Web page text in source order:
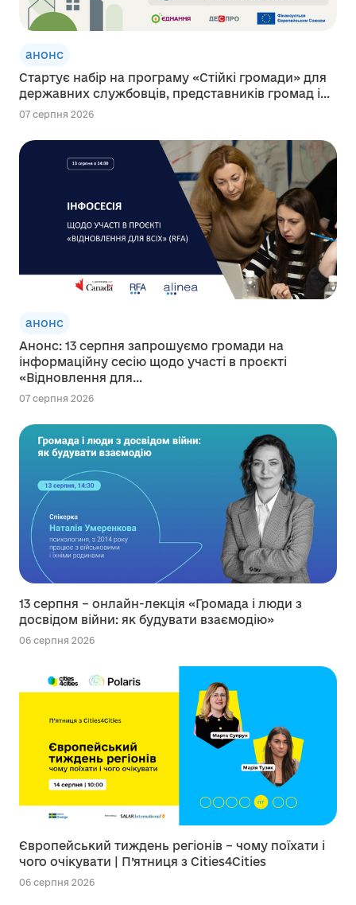
анонс
Стартує набір на програму «Стійкі громади» для
державних службовців, представників громад і...
07 серпня 2026
анонс
Анонс: 13 серпня запрошуємо громади на
інформаційну сесію щодо участі в проєкті
«Відновлення для...
07 серпня 2026
13 серпня – онлайн-лекція «Громада і люди з
досвідом війни: як будувати взаємодію»
06 серпня 2026
Європейський тиждень регіонів – чому поїхати і
чого очікувати | П’ятниця з Cities4Cities
06 серпня 2026